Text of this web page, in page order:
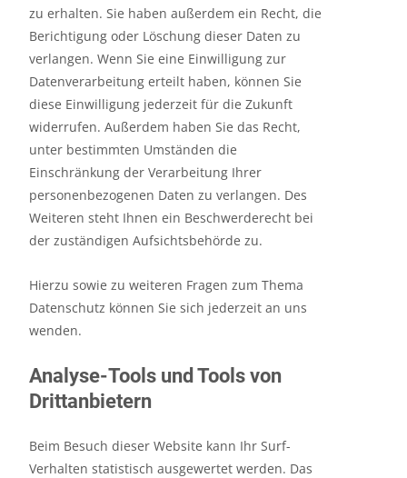
zu erhalten. Sie haben außerdem ein Recht, die
Berichtigung oder Löschung dieser Daten zu
verlangen. Wenn Sie eine Einwilligung zur
Datenverarbeitung erteilt haben, können Sie
diese Einwilligung jederzeit für die Zukunft
widerrufen. Außerdem haben Sie das Recht,
unter bestimmten Umständen die
Einschränkung der Verarbeitung Ihrer
personenbezogenen Daten zu verlangen. Des
Weiteren steht Ihnen ein Beschwerderecht bei
der zuständigen Aufsichtsbehörde zu.
Hierzu sowie zu weiteren Fragen zum Thema
Datenschutz können Sie sich jederzeit an uns
wenden.
Analyse-Tools und Tools von
Dritt­anbietern
Beim Besuch dieser Website kann Ihr Surf-
Verhalten statistisch ausgewertet werden. Das